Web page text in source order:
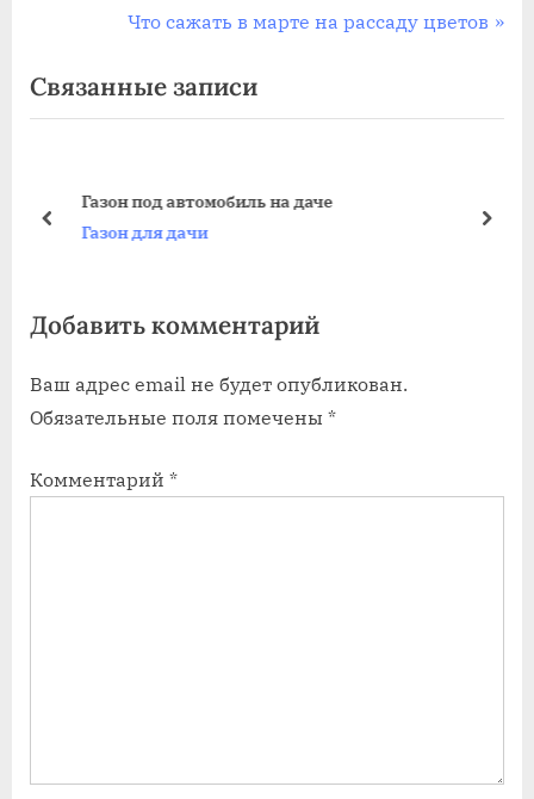
записям
д
ы
щ
з
п
и
ь
С
е
д
з
п
и
ь
Что сажать в марте на рассаду цветов
Связанные записи
Газон под автомобиль на даче
Газон для дачи
пред
Добавить комментарий
Ваш адрес email не будет опубликован.
Обязательные поля помечены *
Комментарий *